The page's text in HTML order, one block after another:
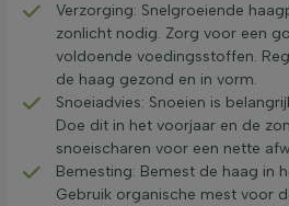
Verzorging: Snelgroeiende
zonlicht nodig. Zorg voor een
voldoende voedingsstoffen.
de haag gezond en in vorm.
Snoeiadvies: Snoeien is
Doe dit in het voorjaar en de
snoeischaren voor een nette
Bemesting: Bemest de haag in
Gebruik organische mest voor